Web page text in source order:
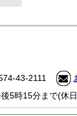
43-2111
5時15分まで(休